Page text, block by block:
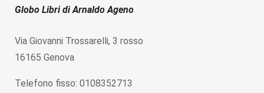
Globo Libri di Arnaldo Ageno
Via Giovanni Trossarelli, 3 rosso
16165 Genova
Telefono fisso: 0108352713